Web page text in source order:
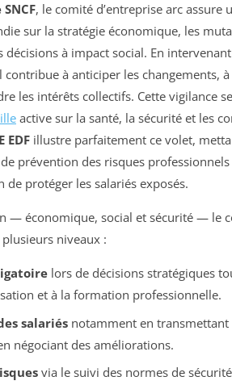
, le comité d’entreprise arc assure
sur la stratégie économique, les
décisions à impact social. En
contribue à anticiper les changements,
les intérêts collectifs. Cette vigilance
active sur la santé, la sécurité et les
EDF illustre parfaitement ce volet,
prévention des risques
de protéger les salariés exposés.
— économique, social et sécurité — le
plusieurs niveaux :
lors de décisions stratégiques
et à la formation professionnelle.
salariésnotamment en transmettant
négociant des améliorations.
via le suivi des normes de